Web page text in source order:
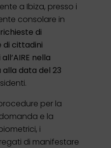
a Ibiza, presso i
consolare in
di
cittadini
nella
data del 23
per la
e la
i
di manifestare